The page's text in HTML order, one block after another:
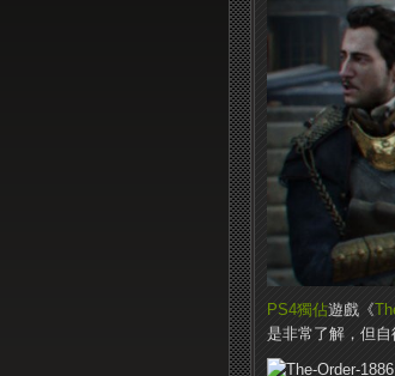
PS4獨佔遊戲《
是非常了解，但自